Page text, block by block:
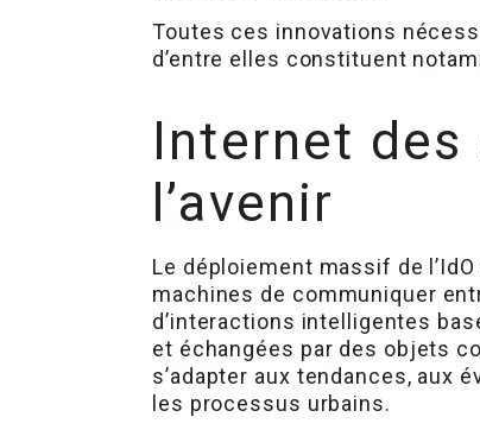
Toutes ces innovations
d’entre elles constituent
Internet
l’avenir
Le déploiement massif de
machines de communiquer
d’interactions intelligentes
et échangées par des objets
s’adapter aux tendances, aux
les processus urbains.